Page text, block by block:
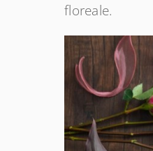
floreale.